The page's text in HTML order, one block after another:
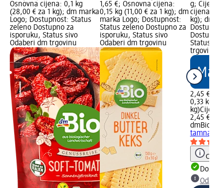
Osnovna cijena: 0,1 kg
(28,00 € za 1 kg); dm marka
Logo; Dostupnost: Status
zeleno Dostupno za
isporuku, Status sivo
Odaberi dm trgovinu
1,65 €; Osnovna cijena:
0,15 kg (11,00 € za 1 kg); dm
marka Logo; Dostupnost:
Status zeleno Dostupno za
isporuku, Status sivo
Odaberi dm trgovinu
g;
cijena:
kg); dm
Status
trgovinu
2,45 €
0,33 kg
kg)
2,45 €
dmBio
tamna